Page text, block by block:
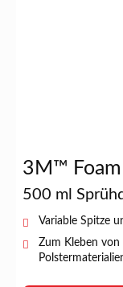
3M™
500 ml
Variable Spitze
Zum Kleben von